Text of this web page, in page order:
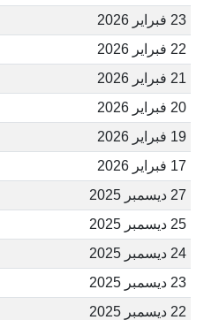
23 فبراير 2026
22 فبراير 2026
21 فبراير 2026
20 فبراير 2026
19 فبراير 2026
17 فبراير 2026
27 ديسمبر 2025
25 ديسمبر 2025
24 ديسمبر 2025
23 ديسمبر 2025
22 ديسمبر 2025